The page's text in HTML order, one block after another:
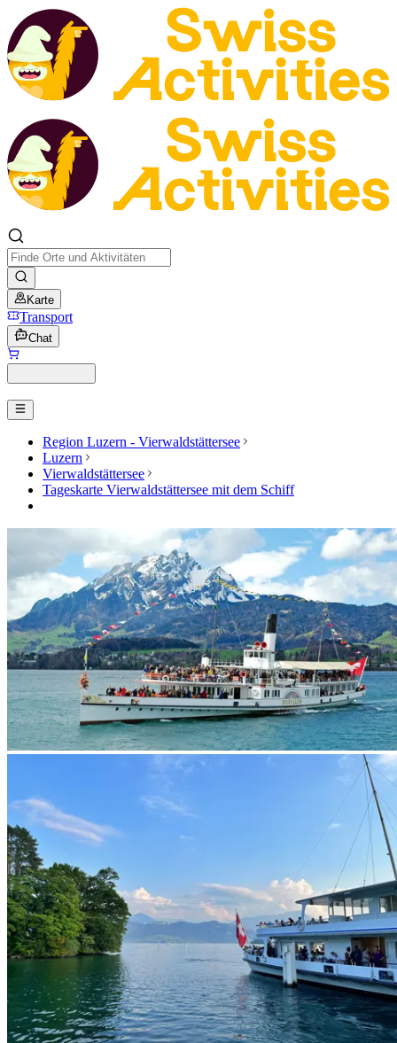
Karte
Transport
Chat
Region Luzern - Vierwaldstättersee
Luzern
Vierwaldstättersee
Tageskarte Vierwaldstättersee mit dem Schiff